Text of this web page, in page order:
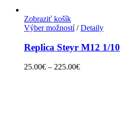
Zobraziť košík
Výber možností/ Detaily
Replica Steyr M12 1/10
25.00€ – 225.00€